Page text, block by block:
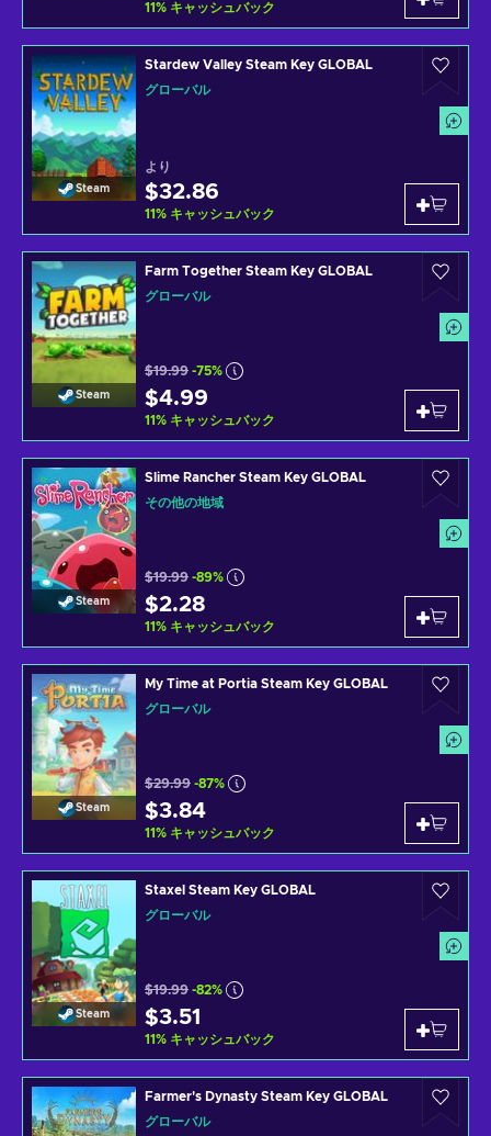
11% キャッシュバック
Steam
Stardew Valley Steam Key GLOBAL
グローバル
より
$32.86
11% キャッシュバック
Steam
Farm Together Steam Key GLOBAL
グローバル
$19.99 -75%
$4.99
11% キャッシュバック
Steam
Slime Rancher Steam Key GLOBAL
その他の地域
$19.99 -89%
$2.28
11% キャッシュバック
Steam
My Time at Portia Steam Key GLOBAL
グローバル
$29.99 -87%
$3.84
11% キャッシュバック
Steam
Staxel Steam Key GLOBAL
グローバル
$19.99 -82%
$3.51
11% キャッシュバック
Farmer's Dynasty Steam Key GLOBAL
グローバル